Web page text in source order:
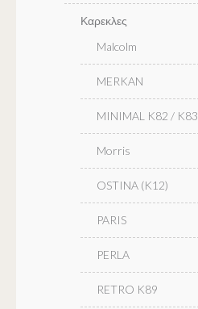
Καρεκλες
Malcolm
MERKAN
MINIMAL K82 / K83
Morris
OSTINA (K12)
PARIS
PERLA
RETRO K89